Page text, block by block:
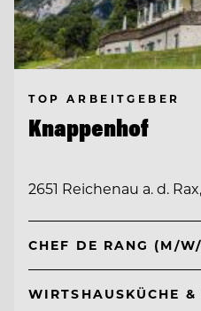
TOP ARBEITGEBER
Knappenhof
2651 Reichenau a. d.
CHEF DE RANG (M/
WIRTSHAUSKÜCHE